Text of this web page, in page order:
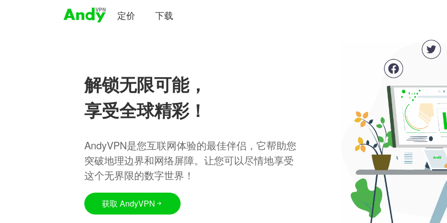
定价 下载
解锁无限可能，
享受全球精彩！
AndyVPN是您互联网体验的最佳伴侣，它帮助您
突破地理边界和网络屏障。让您可以尽情地享受
这个无界限的数字世界！
获取 AndyVPN